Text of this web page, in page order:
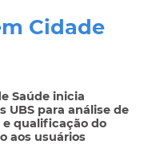
Cidade
Saúde inicia
UBS para análise de
qualificação do
aos usuários